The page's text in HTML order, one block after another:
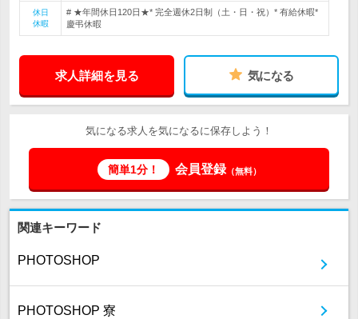
休日
休暇
# ★年間休日120日★* 完全週休2日制（土・日・祝）* 有給休暇*
慶弔休暇
求人詳細を見る 気になる
気になる求人を気になるに保存しよう！
簡単1分！ 会員登録（無料）
関連キーワード
PHOTOSHOP
PHOTOSHOP 寮